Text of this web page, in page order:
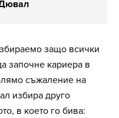
защо всички
започне кариера в
съжаление на
избира друго
в което го бива: